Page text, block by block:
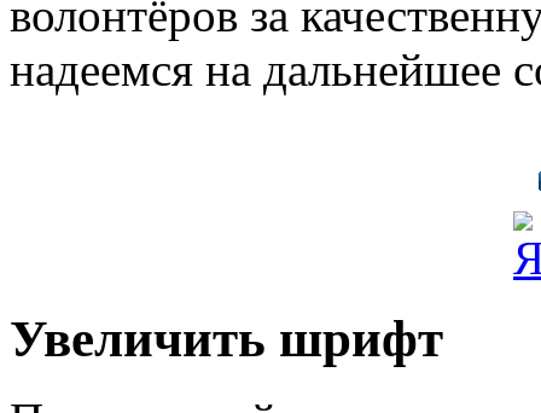
волонтёров за
надеемся на дальнейшее
Увеличить шрифт